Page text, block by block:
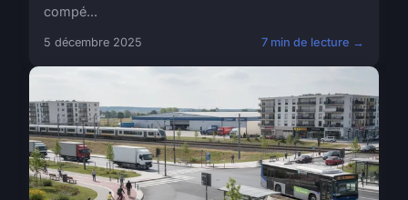
compé...
5 décembre 2025 7 min de lecture →